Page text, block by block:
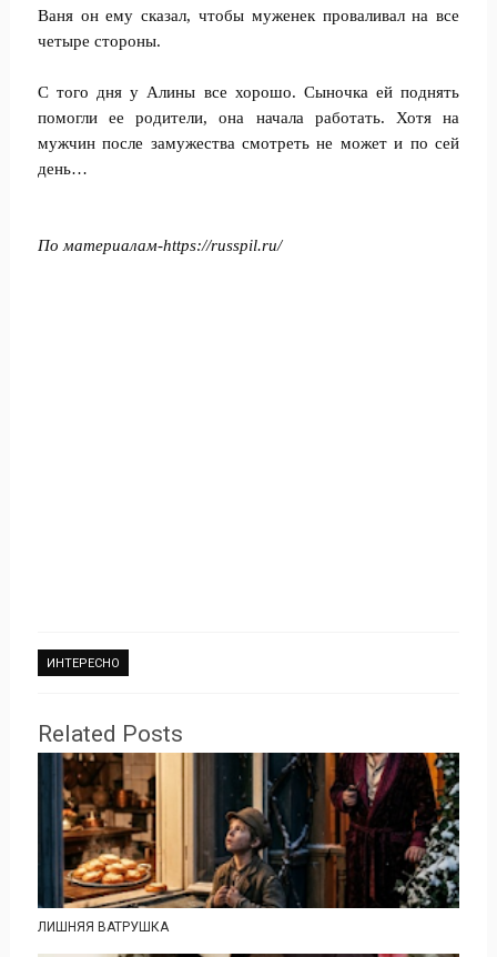
Ваня он ему сказал, чтобы муженек проваливал на все
четыре стороны.
С того дня у Алины все хорошо. Сыночка ей поднять
помогли ее родители, она начала работать. Хотя на
мужчин после замужества смотреть не может и по сей
день…
По материалам-https://russpil.ru/
ИНТЕРЕСНО
Related Posts
ЛИШНЯЯ ВАТРУШКА